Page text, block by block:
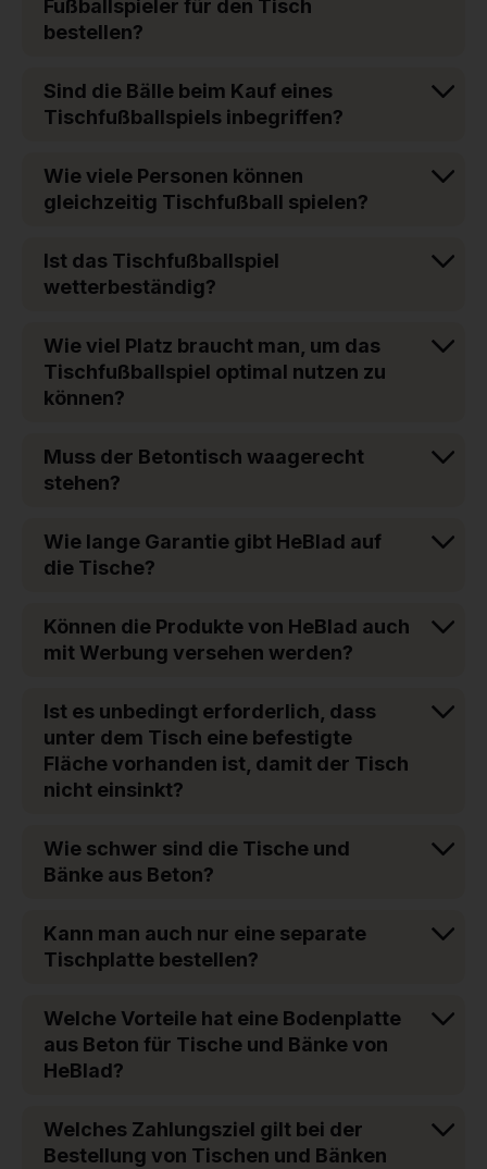
Fußballspieler für den Tisch
bestellen?
Sind die Bälle beim Kauf eines
Tischfußballspiels inbegriffen?
Wie viele Personen können
gleichzeitig Tischfußball spielen?
Ist das Tischfußballspiel
wetterbeständig?
Wie viel Platz braucht man, um das
Tischfußballspiel optimal nutzen zu
können?
Muss der Betontisch waagerecht
stehen?
Wie lange Garantie gibt HeBlad auf
die Tische?
Können die Produkte von HeBlad auch
mit Werbung versehen werden?
Ist es unbedingt erforderlich, dass
unter dem Tisch eine befestigte
Fläche vorhanden ist, damit der Tisch
nicht einsinkt?
Wie schwer sind die Tische und
Bänke aus Beton?
Kann man auch nur eine separate
Tischplatte bestellen?
Welche Vorteile hat eine Bodenplatte
aus Beton für Tische und Bänke von
HeBlad?
Welches Zahlungsziel gilt bei der
Bestellung von Tischen und Bänken